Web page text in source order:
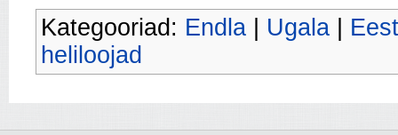
Kategooriad: Endla Ugala
heliloojad